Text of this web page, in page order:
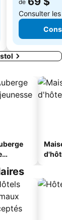
de
Consulter